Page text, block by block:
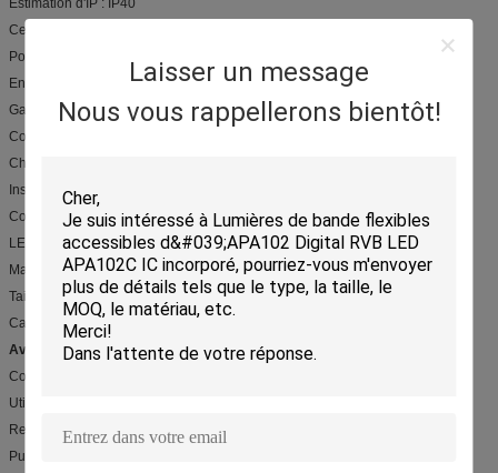
Laisser un message
Nous vous rappellerons bientôt!
Estimation d'IP : IP40
Certification : CE, EMC, LVD, RoHS
Point d'origine : Guangdong, Chine (continent)
Endroits applicables : Supermarché/entrepôt/usine
Garantie : 3 ans
Couleur : Blanc, aluminium. Argent, noir
Chaîne de puissance : 20-72W
Installation : /Suspending monté par surface
Couverture : Laiteux/givré/clair
LE TDC : 2700-6500K
Matériel : Aluminium 6063-T5
Taille : 90cm-150cm
Caractéristique du produit : peut être Dimmable
Avantage :
Costume pour le supermarché, l'entrepôt, l'usine etc.
Utilisé pour remplacer la lumière de double-tube.
Relié un comme ligne.
Puissance élevée, longueur différente facultative.